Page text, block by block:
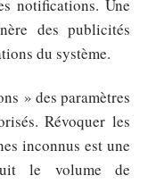
notifications. Une
des publicités
du système.
» des paramètres
Révoquer les
inconnus est une
le volume de